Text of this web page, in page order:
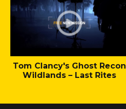
Tom Clancy's Ghost Recon
Wildlands – Last Rites